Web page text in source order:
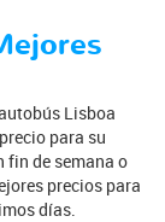
Lisboa
para su
fin de semana o
precios para
días.